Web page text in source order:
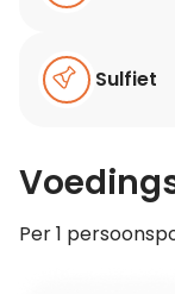
Sulfiet
Per 1